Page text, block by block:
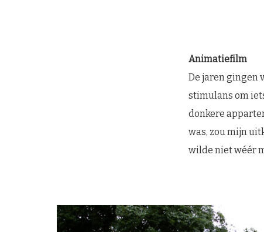
Animatiefilm
De jaren gingen
stimulans om
donkere
was, zou mijn
wilde niet wéér